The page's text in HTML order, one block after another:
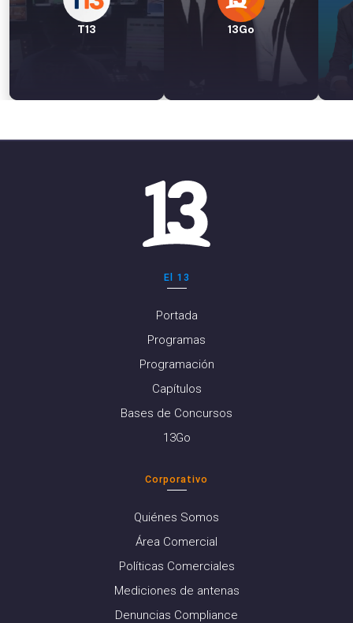
T13 13Go
El 13
Portada
Programas
Programación
Capítulos
Bases de Concursos
13Go
Corporativo
Quiénes Somos
Área Comercial
Políticas Comerciales
Mediciones de antenas
Denuncias Compliance